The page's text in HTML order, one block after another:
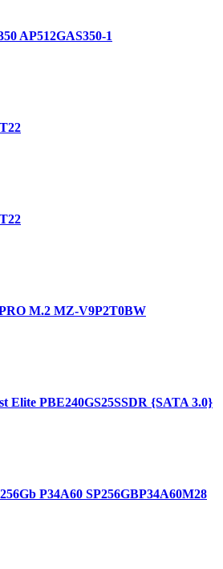
AP512GAS350-1
M.2 MZ-V9P2T0BW
Elite PBE240GS25SSDR {SATA 3.0}
P34A60 SP256GBP34A60M28